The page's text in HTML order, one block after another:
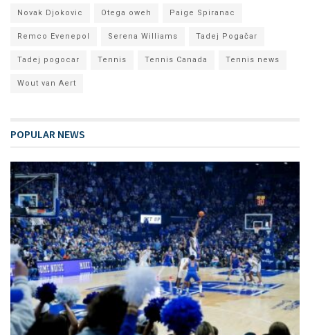
Novak Djokovic Otega oweh Paige Spiranac
Remco Evenepol Serena Williams Tadej Pogačar
Tadej pogocar Tennis Tennis Canada Tennis news
Wout van Aert
POPULAR NEWS